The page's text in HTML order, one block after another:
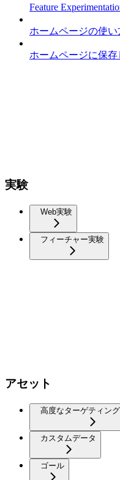
Feature
ホームページの使い
ホームページに保
実験
Web実験
フィーチャー実験
アセット
高度なターゲティン
カスタムデータ
ゴール